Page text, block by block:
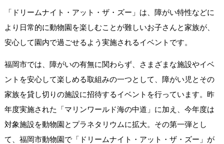
「ドリームナイト・アット・ザ・ズー」は、障がい特性などに
より日常的に動物園を楽しむことが難しいお子さんと家族が、
安心して園内で過ごせるよう実施されるイベントです。
福岡市では、障がいの有無に関わらず、さまざまな施設やイベ
ントを安心して楽しめる取組みの一つとして、障がい児とその
家族を貸し切りの施設に招待するイベントを行っています。昨
年度実施された「マリンワールド海の中道」に加え、今年度は
対象施設を動物園とプラネタリウムに拡大。その第一弾とし
て、福岡市動物園で「ドリームナイト・アット・ザ・ズー」が